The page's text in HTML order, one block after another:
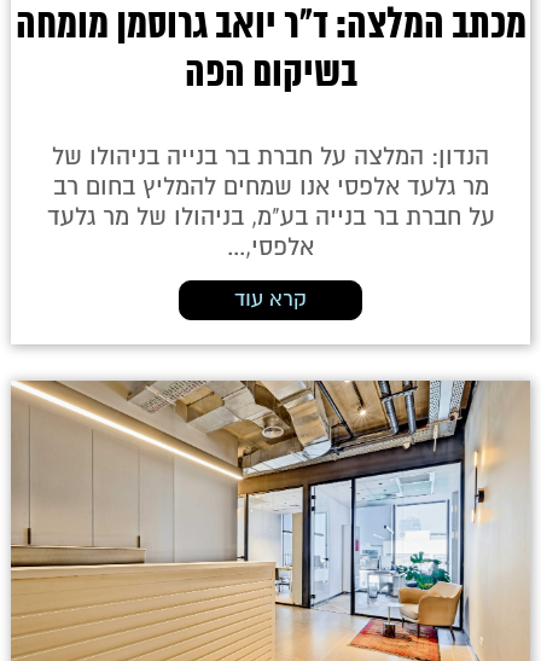
מכתב המלצה: ד"ר יואב גרוסמן מומחה
בשיקום הפה
הנדון: המלצה על חברת בר בנייה בניהולו של
מר גלעד אלפסי אנו שמחים להמליץ בחום רב
על חברת בר בנייה בע"מ, בניהולו של מר גלעד
אלפסי,...
קרא עוד